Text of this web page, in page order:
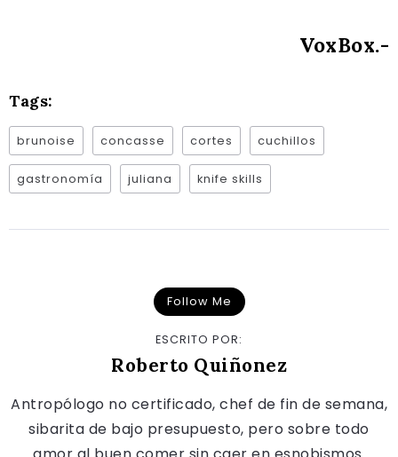
VoxBox.-
Tags:
brunoise concasse cortes cuchillos
gastronomía juliana knife skills
Follow Me
ESCRITO POR:
Roberto Quiñonez
Antropólogo no certificado, chef de fin de semana,
sibarita de bajo presupuesto, pero sobre todo